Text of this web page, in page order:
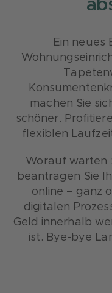
Ein neues
machen Sie
schöner.
flexiblen
Worauf warten
beantragen Sie
online – ganz
digitalen
Geld innerhalb
ist. Bye-bye